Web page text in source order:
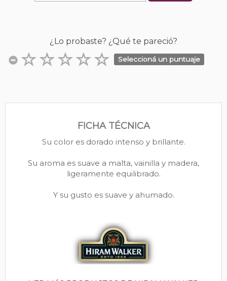
¿Lo probaste? ¿Qué te pareció?
Seleccioná un puntuaje
FICHA TÉCNICA
Su color es dorado intenso y brillante.
Su aroma es suave a malta, vainilla y madera,
ligeramente equilibrado.
Y su gusto es suave y ahumado.